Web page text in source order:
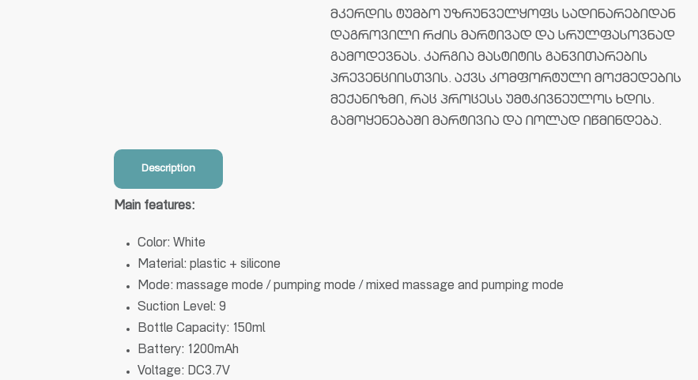
მკერდის ტუმბო უზრუნველყოფს სადინარებიდან
დაგროვილი რძის მარტივად და სრულფასოვნად
გამოდევნას. კარგია მასტიტის განვითარების
პრევენციისთვის. აქვს კომფორტული მოქმედების
მექანიზმი, რაც პროცესს უმტკივნეულოს ხდის.
გამოყენებაში მარტივია და იოლად იწმინდება.
Description
Main features:
Color: White
Material: plastic + silicone
Mode: massage mode / pumping mode / mixed massage and pumping mode
Suction Level: 9
Bottle Capacity: 150ml
Battery: 1200mAh
Voltage: DC3.7V